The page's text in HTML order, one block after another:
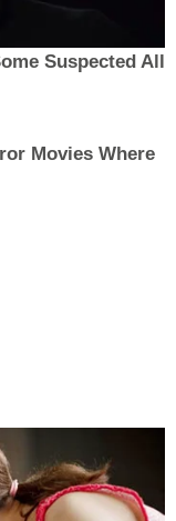
Suspected All
Movies Where